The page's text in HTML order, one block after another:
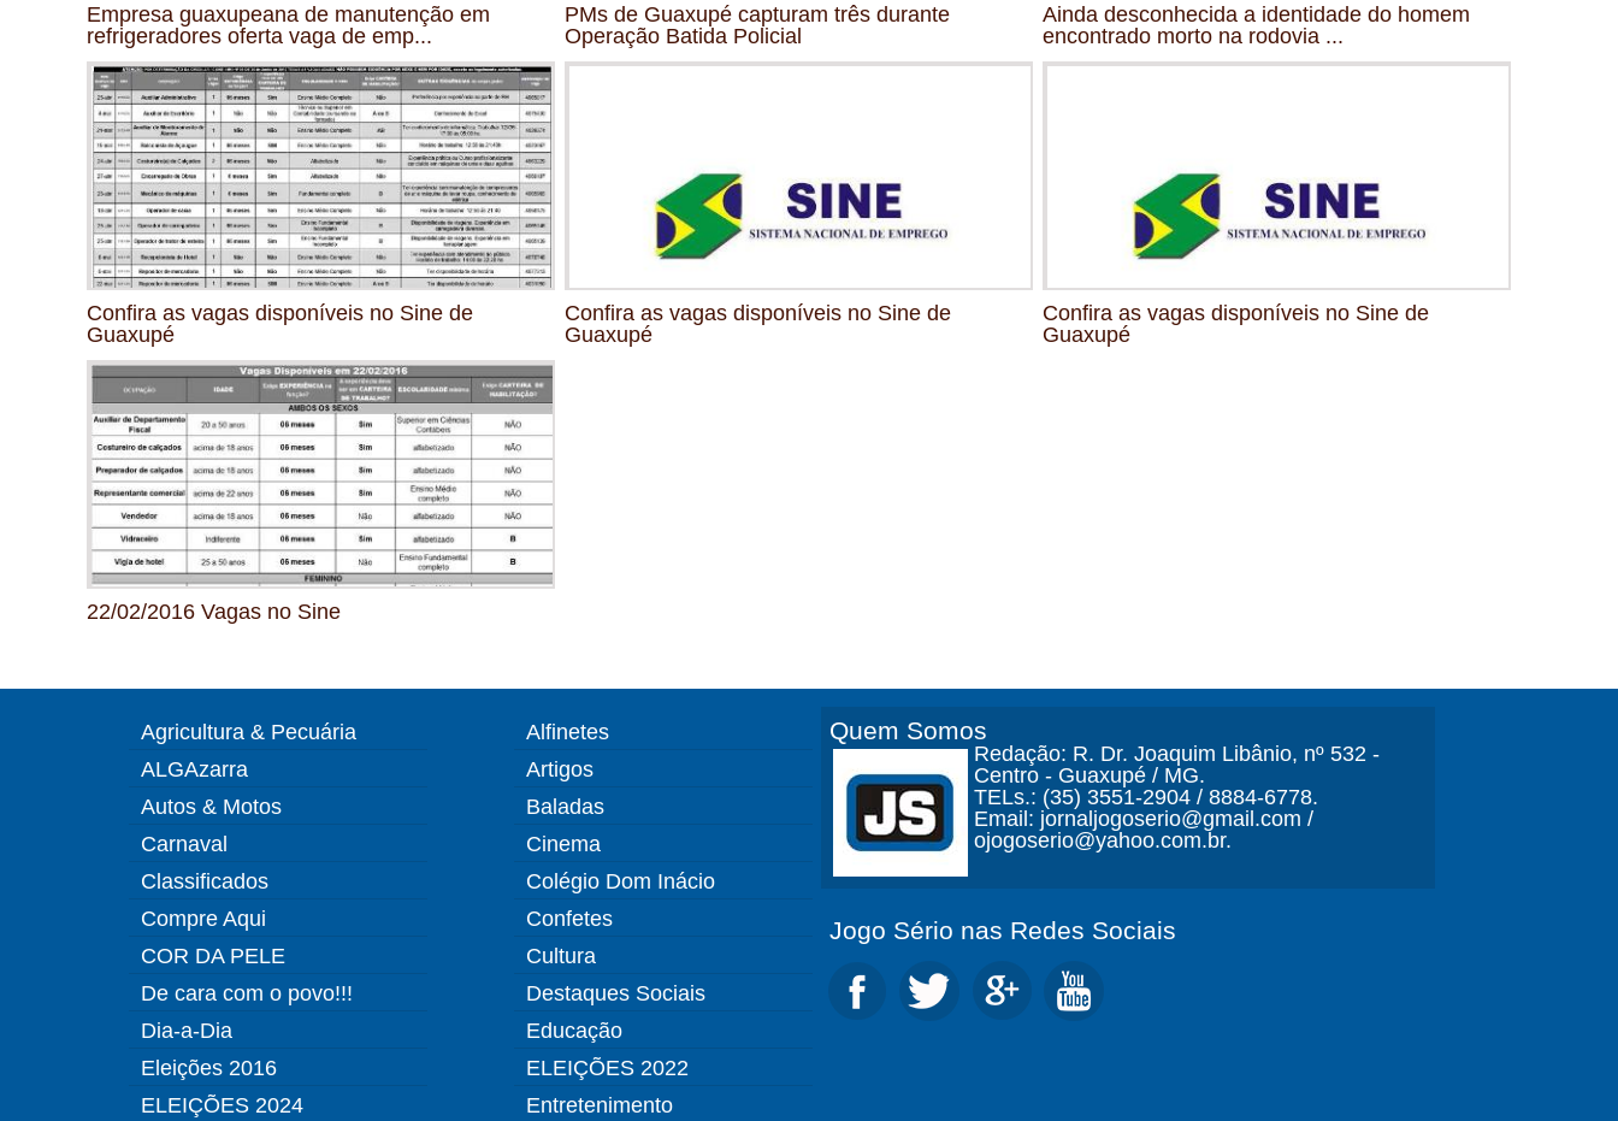
Empresa guaxupeana de manutenção em
refrigeradores oferta vaga de emp...
PMs de Guaxupé capturam três durante
Operação Batida Policial
Ainda desconhecida a identidade do homem
encontrado morto na rodovia ...
Confira as vagas disponíveis no Sine de
Guaxupé
Confira as vagas disponíveis no Sine de
Guaxupé
Confira as vagas disponíveis no Sine de
Guaxupé
22/02/2016 Vagas no Sine
Agricultura & Pecuária
ALGAzarra
Autos & Motos
Carnaval
Classificados
Compre Aqui
COR DA PELE
De cara com o povo!!!
Dia-a-Dia
Eleições 2016
ELEIÇÕES 2024
Alfinetes
Artigos
Baladas
Cinema
Colégio Dom Inácio
Confetes
Cultura
Destaques Sociais
Educação
ELEIÇÕES 2022
Entretenimento
Quem Somos
Redação: R. Dr. Joaquim Libânio, nº 532 -
Centro - Guaxupé / MG.
TELs.: (35) 3551-2904 / 8884-6778.
Email: jornaljogoserio@gmail.com /
ojogoserio@yahoo.com.br.
Jogo Sério nas Redes Sociais